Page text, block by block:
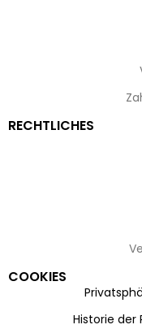
RECHTLICHES
COOKIES
Historie der